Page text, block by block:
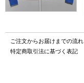
ご注文からお届けまでの流れ
特定商取引法に基づく表記